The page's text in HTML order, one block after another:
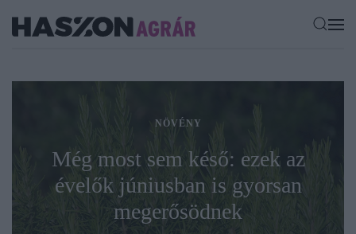
NÖVÉNY
Még most sem késő: ezek az
évelők júniusban is gyorsan
megerősödnek